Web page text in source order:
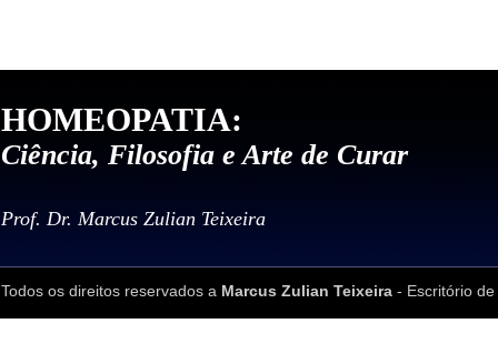
HOMEOPATIA:
Ciência, Filosofia e Arte de Curar
Prof. Dr. Marcus Zulian Teixeira
Todos os direitos reservados a Marcus Zulian Teixeira - Escritório